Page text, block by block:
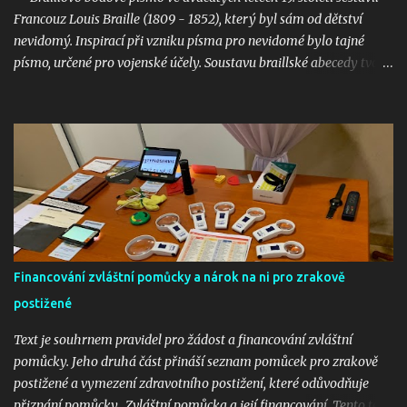
Protože: „Ustanovení § 37 odst. 1 zákona o lé...
Francouz Louis Braille (1809 - 1852), který byl sám od dětství
nevidomý. Inspirací při vzniku písma pro nevidomé bylo tajné
písmo, určené pro vojenské účely. Soustavu braillské abecedy tvoří
definovanou velikost, vzájemnou vzdálenost a polohu tak, aby vše
odpovídalo fyziologii hmatového vnímání. Písmo je tištěno
reliéfně, a tak je čitelné hmatem. Bodovým písmem jsou tištěny
knihy a časopisy. Písmo je dnes rozšířeno po celém světě a jeho
využití je všestranné. Vedle písmen a číslic je možné zaznamenat
interpunkční znaménka, značky matematické, fyzikální, chemické
a astronomické, ale také celý systém notového zápisu nebo
šachovou notaci. Bodové písmo je využíváno i při práci s
počítačem, kdy se na tzv. braillském řádku objevují informace z
Financování zvláštní pomůcky a nárok na ni pro zrakově
postižené
Text je souhrnem pravidel pro žádost a financování zvláštní
pomůcky. Jeho druhá část přináší seznam pomůcek pro zrakově
postižené a vymezení zdravotního postižení, které odůvodňuje